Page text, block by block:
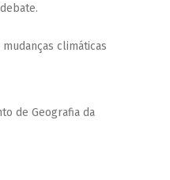
climáticas
de Geografia da